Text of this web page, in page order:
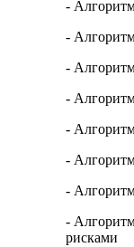
-
-
-
-
-
-
-
-
рисками